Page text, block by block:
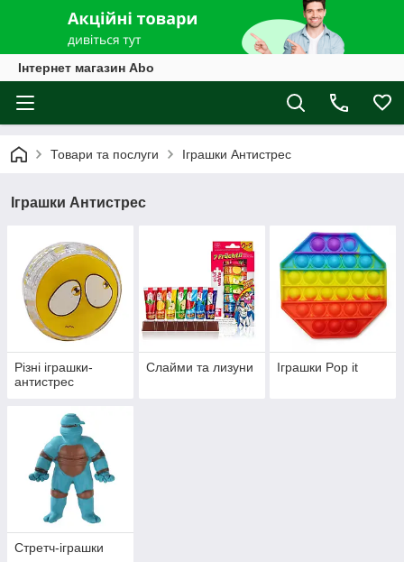
Інтернет магазин Abo
Товари та послуги Іграшки Антистрес
Іграшки Антистрес
Різні іграшки-
антистрес
Слайми та лизуни Іграшки Pop it
Стретч-іграшки